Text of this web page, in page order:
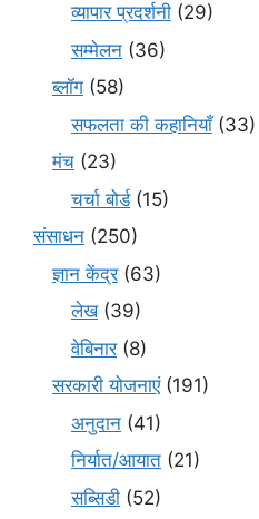
व्यापार प्रदर्शनी (29)
सम्मेलन (36)
ब्लॉग (58)
सफलता की कहानियाँ(33)
मंच (23)
चर्चा बोर्ड(15)
संसाधन (250)
ज्ञान केंद्र(63)
लेख(39)
वेबिनार(8)
सरकारी योजनाएं(191)
अनुदान (41)
निर्यात/आयात (21)
सब्सिडी (52)